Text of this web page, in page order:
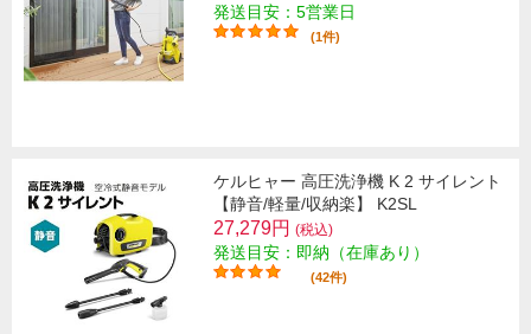
発送目安：5営業日
(1件)
ケルヒャー 高圧洗浄機 K 2 サイレント
【静音/軽量/収納楽】 K2SL
27,279円 (税込)
発送目安：即納（在庫あり）
(42件)